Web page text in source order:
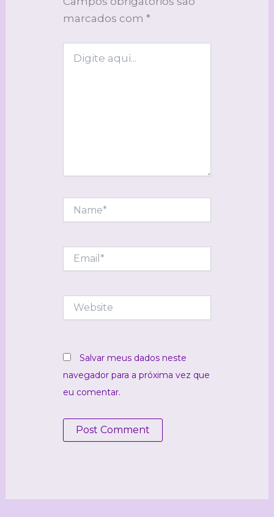
marcados com *
aqui...
Email*
Website
Salvar meus dados neste
navegador para a próxima vez que
eu comentar.